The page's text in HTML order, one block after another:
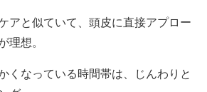
アと似ていて、頭皮に直接アプロー
理想。
くなっている時間帯は、じんわりと